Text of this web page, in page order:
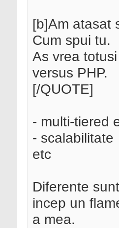
[b]Am atasat
Cum spui tu.
As vrea
versus PHP.
[/QUOTE]
- multi-tiered
- scalabilitate
etc
Diferente
incep un
a mea.